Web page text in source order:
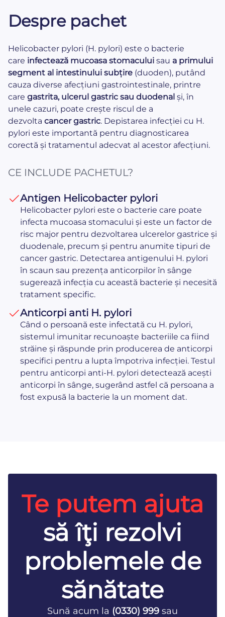
Despre pachet
Helicobacter pylori (H. pylori) este o bacterie
care infectează mucoasa stomacului sau a primului
segment al intestinului subțire (duoden), putând
cauza diverse afecțiuni gastrointestinale, printre
care gastrita, ulcerul gastric sau duodenal și, în
unele cazuri, poate crește riscul de a
dezvolta cancer gastric. Depistarea infecției cu H.
pylori este importantă pentru diagnosticarea
corectă și tratamentul adecvat al acestor afecțiuni.
CE INCLUDE PACHETUL?
Antigen Helicobacter pylori
Helicobacter pylori este o bacterie care poate
infecta mucoasa stomacului și este un factor de
risc major pentru dezvoltarea ulcerelor gastrice și
duodenale, precum și pentru anumite tipuri de
cancer gastric. Detectarea antigenului H. pylori
în scaun sau prezența anticorpilor în sânge
sugerează infecția cu această bacterie și necesită
tratament specific.
Anticorpi anti H. pylori
Când o persoană este infectată cu H. pylori,
sistemul imunitar recunoaște bacteriile ca fiind
străine și răspunde prin producerea de anticorpi
specifici pentru a lupta împotriva infecției. Testul
pentru anticorpi anti-H. pylori detectează acești
anticorpi în sânge, sugerând astfel că persoana a
fost expusă la bacterie la un moment dat.
Te putem ajuta
să îţi rezolvi
problemele de
sănătate
Sună acum la (0330) 999 sau